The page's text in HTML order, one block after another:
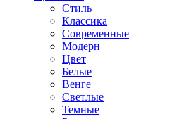
Стиль
Классика
Современные
Модерн
Цвет
Белые
Венге
Светлые
Темные